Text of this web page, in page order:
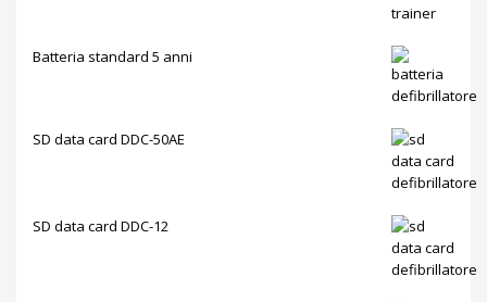
Batteria standard 5 anni
SD data card DDC-50AE
SD data card DDC-12